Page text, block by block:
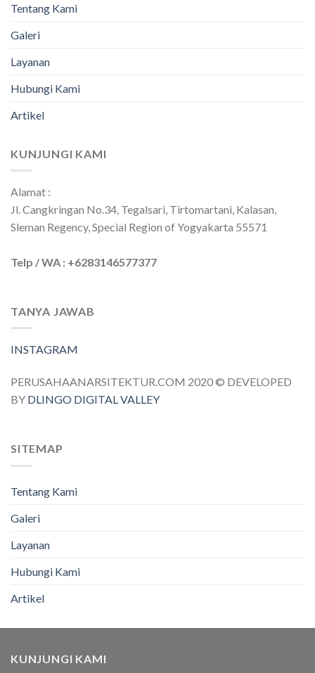
Tentang Kami
Galeri
Layanan
Hubungi Kami
Artikel
KUNJUNGI KAMI
Alamat :
Jl. Cangkringan No.34, Tegalsari, Tirtomartani, Kalasan,
Sleman Regency, Special Region of Yogyakarta 55571
Telp / WA : +6283146577377
TANYA JAWAB
INSTAGRAM
PERUSAHAANARSITEKTUR.COM 2020 © DEVELOPED
BY DLINGO DIGITAL VALLEY
SITEMAP
Tentang Kami
Galeri
Layanan
Hubungi Kami
Artikel
KUNJUNGI KAMI